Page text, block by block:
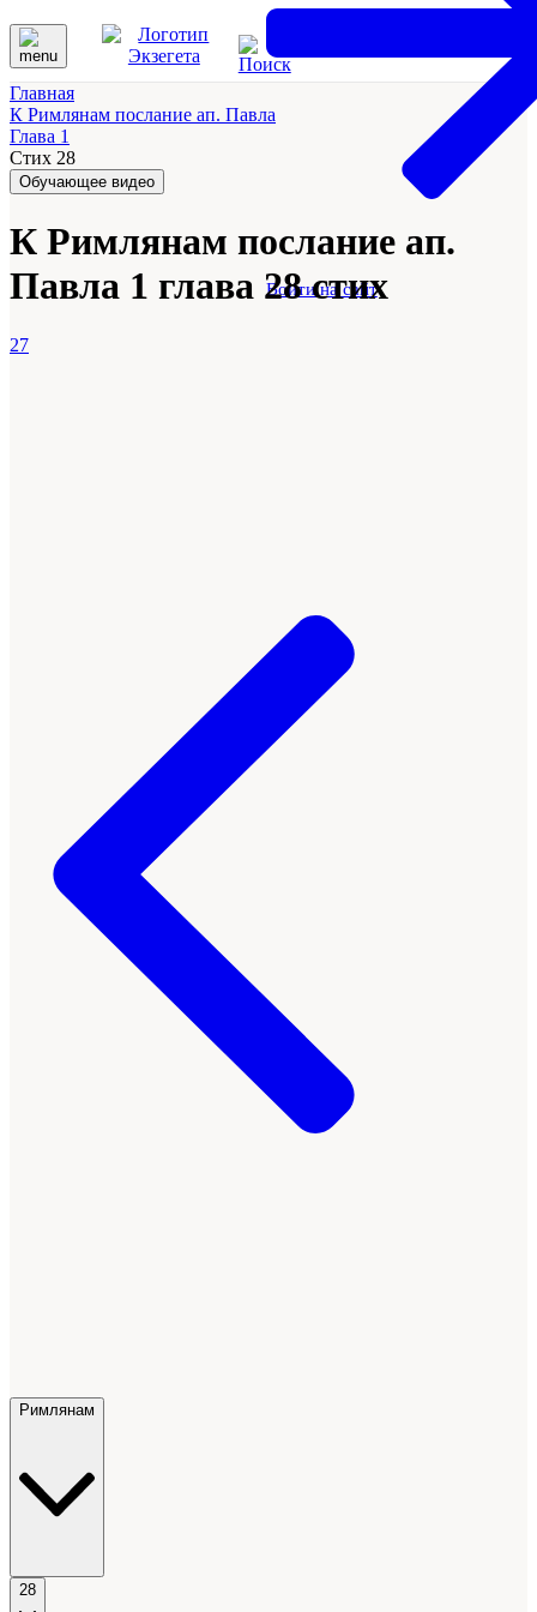
Войти на сайт
Главная
К Римлянам послание ап. Павла
Глава 1
Стих 28
Обучающее видео
К Римлянам послание ап.
Павла 1 глава 28 стих
27
Римлянам
28